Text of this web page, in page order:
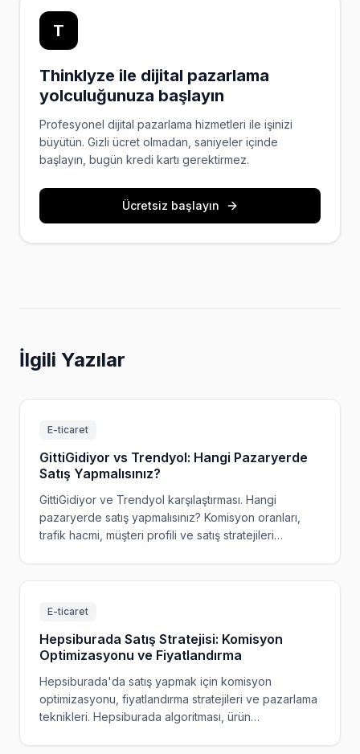
T
Thinklyze ile dijital pazarlama
yolculuğunuza başlayın
Profesyonel dijital pazarlama hizmetleri ile işinizi
büyütün. Gizli ücret olmadan, saniyeler içinde
başlayın, bugün kredi kartı gerektirmez.
Ücretsiz başlayın
İlgili Yazılar
E-ticaret
GittiGidiyor vs Trendyol: Hangi Pazaryerde
Satış Yapmalısınız?
GittiGidiyor ve Trendyol karşılaştırması. Hangi
pazaryerde satış yapmalısınız? Komisyon oranları,
trafik hacmi, müşteri profili ve satış stratejileri
E-ticaret
Hepsiburada Satış Stratejisi: Komisyon
Optimizasyonu ve Fiyatlandırma
Hepsiburada'da satış yapmak için komisyon
optimizasyonu, fiyatlandırma stratejileri ve pazarlama
teknikleri. Hepsiburada algoritması, ürün